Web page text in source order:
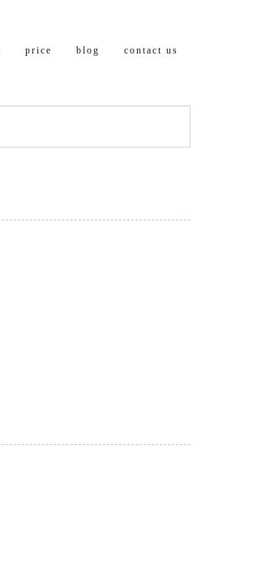
price blog contact us